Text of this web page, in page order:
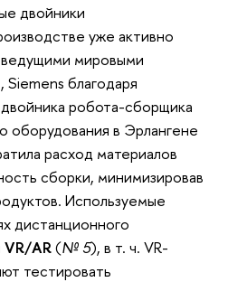
двойники
уже активно
мировыми
благодаря
робота-сборщика
оборудования в Эрлангене
расход материалов
сборки, минимизировав
Используемые
дистанционного
VR/AR(№ 5), в т. ч. VR-
тестировать